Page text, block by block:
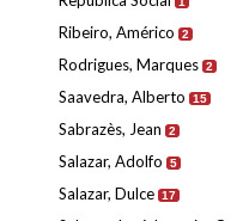
Ribeiro, Américo 2
Rodrigues, Marques 2
Saavedra, Alberto 15
Sabrazès, Jean 2
Salazar, Adolfo 5
Salazar, Dulce 17